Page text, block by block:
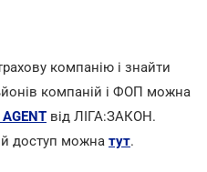
компанію і знайти
компаній і ФОП можна
від ЛІГА:ЗАКОН.
доступ можна тут.